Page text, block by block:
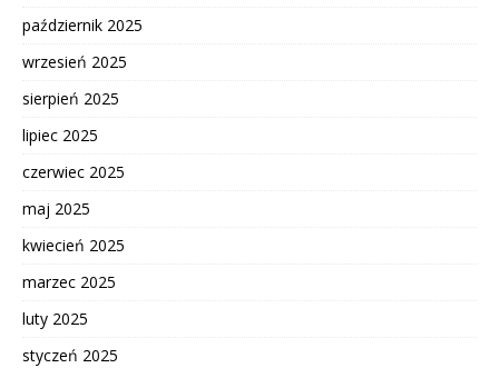
październik 2025
wrzesień 2025
sierpień 2025
lipiec 2025
czerwiec 2025
maj 2025
kwiecień 2025
marzec 2025
luty 2025
styczeń 2025